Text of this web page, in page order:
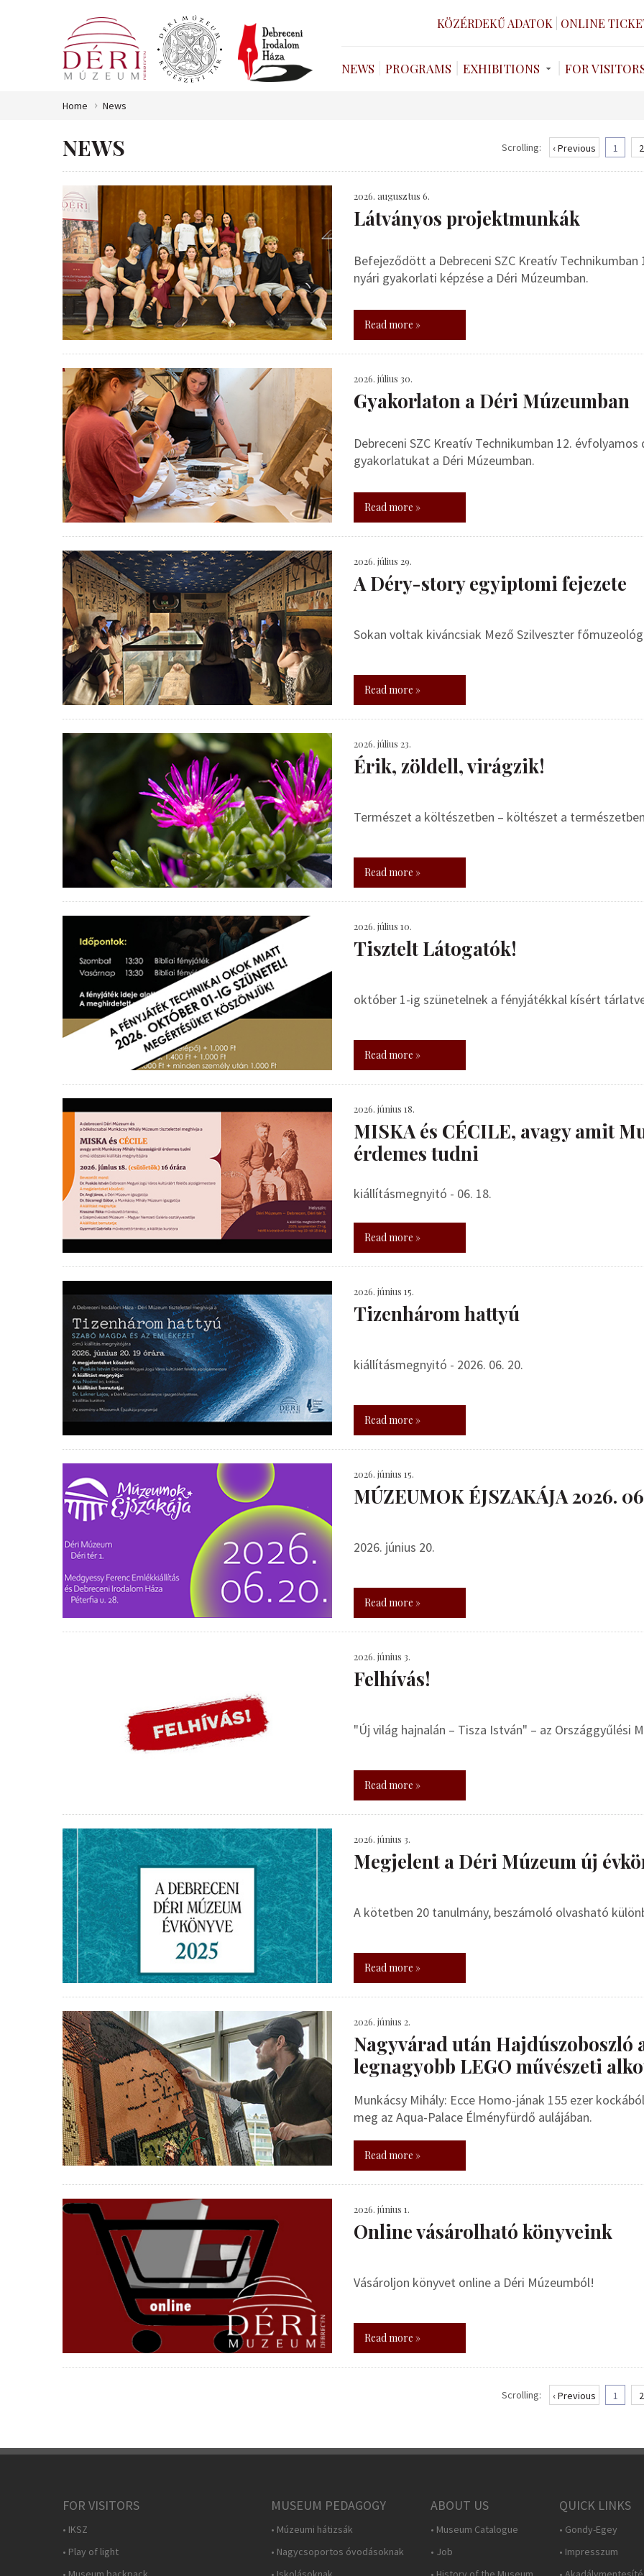
KÖZÉRDEKŰ ADATOK ONLINE
NEWS PROGRAMS EXHIBITIONS FOR
Home News
NEWS Scrolling: ‹ Previous 1 2
2026. augusztus 6.
Látványos projektmunkák
Befejeződött a Debreceni SZC Kreatív
nyári gyakorlati képzése a Déri Múzeumban.
Read more »
2026. július 30.
Gyakorlaton a Déri Múzeumban
Debreceni SZC Kreatív Technikumban 12.
gyakorlatukat a Déri Múzeumban.
Read more »
2026. július 29.
A Déry-story egyiptomi fejezete
Sokan voltak kiváncsiak Mező Szilveszter
Read more »
2026. július 23.
Érik, zöldell, virágzik!
Természet a költészetben – költészet a
Read more »
2026. július 10.
Tisztelt Látogatók!
október 1-ig szünetelnek a fényjátékkal kísért
Read more »
2026. június 18.
MISKA és CÉCILE, avagy amit
érdemes tudni
kiállításmegnyitó - 06. 18.
Read more »
2026. június 15.
Tizenhárom hattyú
kiállításmegnyitó - 2026. 06. 20.
Read more »
2026. június 15.
MÚZEUMOK ÉJSZAKÁJA 2026.
2026. június 20.
Read more »
2026. június 3.
Felhívás!
"Új világ hajnalán – Tisza István" – az Országgyűlési
Read more »
2026. június 3.
Megjelent a Déri Múzeum új
A kötetben 20 tanulmány, beszámoló olvasható
Read more »
2026. június 2.
Nagyvárad után
legnagyobb LEGO művészeti
Munkácsy Mihály: Ecce Homo-jának 155 ezer
meg az Aqua-Palace Élményfürdő aulájában.
Read more »
2026. június 1.
Online vásárolható könyveink
Vásároljon könyvet online a Déri Múzeumból!
Read more »
Scrolling: ‹ Previous 1 2
FOR VISITORS
• IKSZ
• Play of light
MUSEUM PEDAGOGY
• Múzeumi hátizsák
• Nagycsoportos óvodásoknak
ABOUT US
• Museum Catalogue
• Job
QUICK LINKS
• Gondy-Egey
• Impresszum